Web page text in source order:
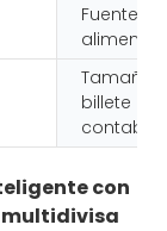
Fuente de
Tamaño
billete
contable:
con
multidivisa